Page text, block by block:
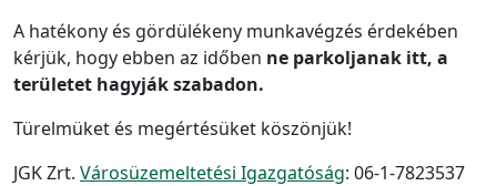
A hatékony és gördülékeny munkavégzés érdekében
kérjük, hogy ebben az időben ne parkoljanak itt, a
területet hagyják szabadon.
Türelmüket és megértésüket köszönjük!
JGK Zrt. Városüzemeltetési Igazgatóság: 06-1-7823537